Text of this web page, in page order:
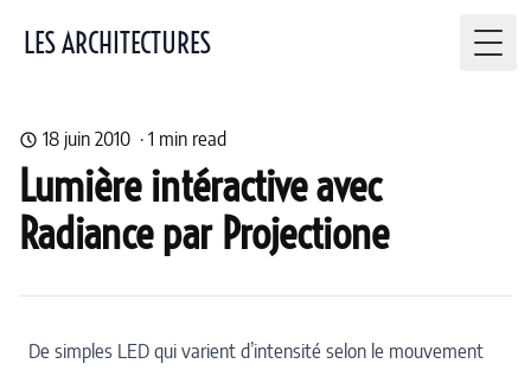
LES ARCHITECTURES
18 juin 2010 · 1 min read
Lumière intéractive avec
Radiance par Projectione
De simples LED qui varient d’intensité selon le mouvement